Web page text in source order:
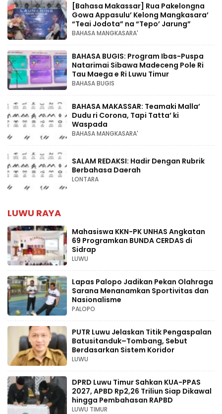
[Bahasa Makassar] Rua Pakelongna
Gowa Appasulu’ Kelong Mangkasara’
“Teai Jodota” na “Tepo’ Jarung”
BAHASA MANGKASARA'
BAHASA BUGIS: Program Ibas-Puspa
Natarimai Sibawa Madeceng Pole Ri
Tau Maega e Ri Luwu Timur
BAHASA BUGIS
BAHASA MAKASSAR: Teamaki Malla’
Dudu ri Corona, Tapi Tatta’ ki
Waspada
BAHASA MANGKASARA'
SALAM REDAKSI: Hadir Dengan Rubrik
Berbahasa Daerah
LONTARA
LUWU RAYA
Mahasiswa KKN-PK UNHAS Angkatan
69 Programkan BUNDA CERDAS di
Sidrap
LUWU
Lapas Palopo Jadikan Pekan Olahraga
Sarana Menanamkan Sportivitas dan
Nasionalisme
PALOPO
PUTR Luwu Jelaskan Titik Pengaspalan
Batusitanduk–Tombang, Sebut
Berdasarkan Sistem Koridor
LUWU
DPRD Luwu Timur Sahkan KUA-PPAS
2027, APBD Rp2,26 Triliun Siap Dikawal
hingga Pembahasan RAPBD
LUWU TIMUR